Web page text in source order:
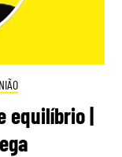
equilíbrio |